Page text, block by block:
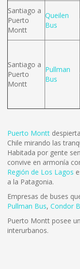
Santiago a
Puerto
Montt
Queilen
Bus
Santiago a
Puerto
Montt
Pullman
Bus
Puerto Montt
Chile mirando las
Habitada por gente
convive en armonía
Región de Los Lagos
a la Patagonia.
Empresas de buses
Pullman Bus, Condor
Puerto Montt posee un
interurbanos.